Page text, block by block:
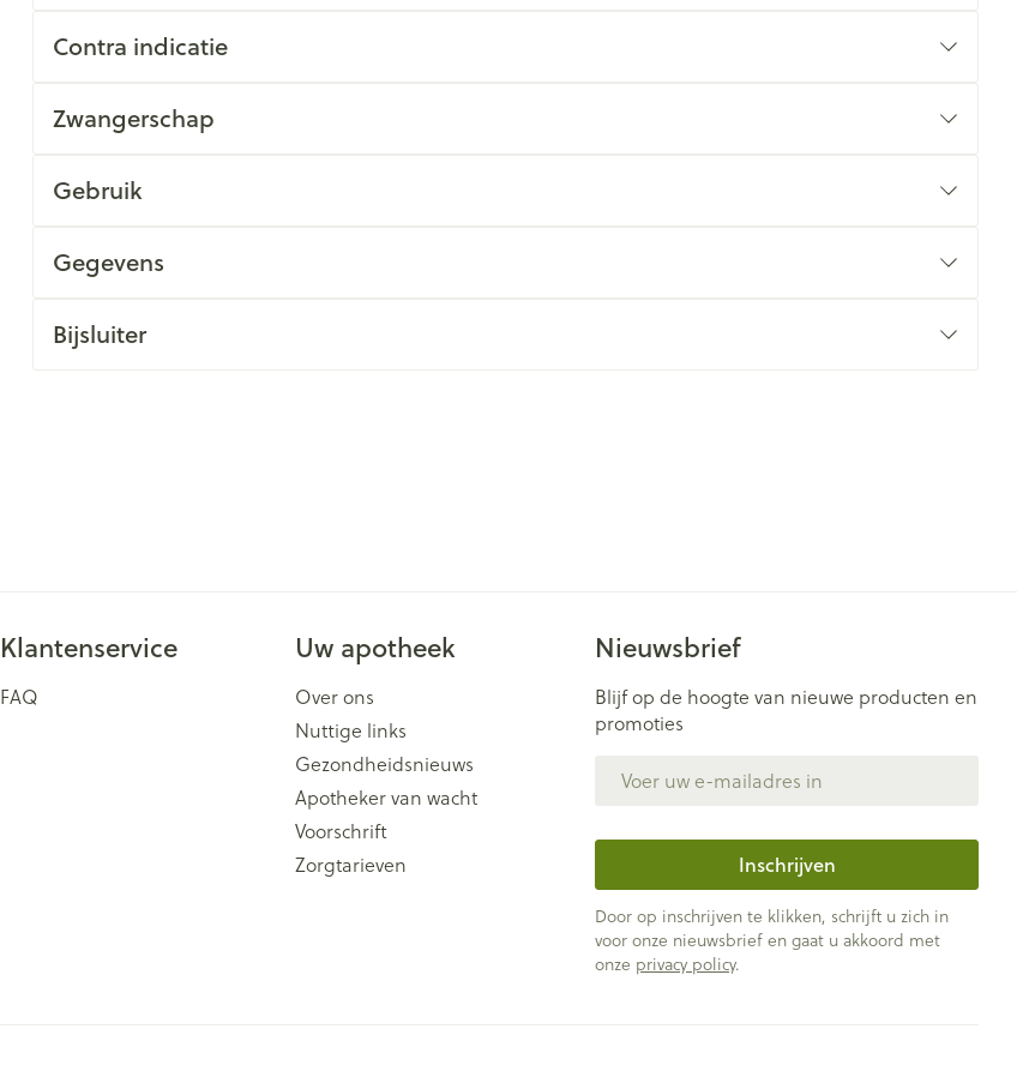
Contra indicatie
Zwangerschap
Gebruik
Gegevens
Bijsluiter
Klantenservice
FAQ
Uw apotheek
Over ons
Nuttige links
Gezondheidsnieuws
Apotheker van wacht
Voorschrift
Zorgtarieven
Nieuwsbrief
Blijf op de hoogte van nieuwe producten en
promoties
Inschrijven
Door op inschrijven te klikken, schrijft u zich in
voor onze nieuwsbrief en gaat u akkoord met
onze privacy policy.